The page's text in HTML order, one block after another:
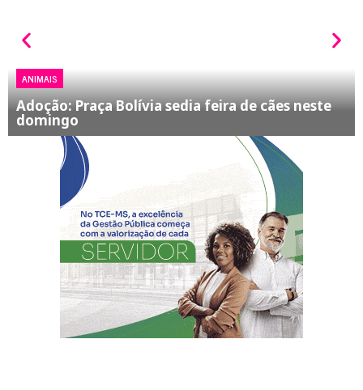
ANIMAIS
Adoção: Praça Bolívia sedia feira de cães neste
domingo